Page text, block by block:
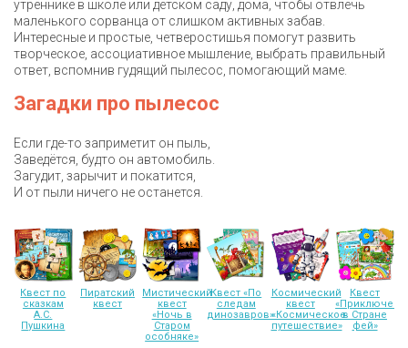
утреннике в школе или детском саду, дома, чтобы отвлечь
маленького сорванца от слишком активных забав.
Интересные и простые, четверостишья помогут развить
творческое, ассоциативное мышление, выбрать правильный
ответ, вспомнив гудящий пылесос, помогающий маме.
Загадки про пылесос
Если где-то заприметит он пыль,
Заведётся, будто он автомобиль.
Загудит, зарычит и покатится,
И от пыли ничего не останется.
Квест по
сказкам
А.С.
Пушкина
Пиратский
квест
Мистический
квест
«Ночь в
Старом
особняке»
Квест «По
следам
динозавров»
Космический
квест
«Космическое
путешествие»
Квест
в Стране
фей»